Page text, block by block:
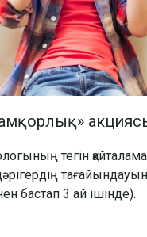
тегін қайталама
бастап 3 ай ішінде).